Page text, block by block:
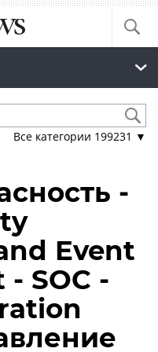
Все категории 199231 ▼
-
Event
SOC -